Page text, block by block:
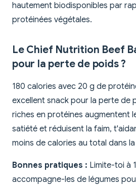
hautement biodisponibles par
protéinées végétales.
Le Chief Nutrition Beef
pour la perte de poids ?
180 calories avec 20 g de
excellent snack pour la perte de
riches en protéines augmentent
satiété et réduisent la faim,
moins de calories au total dans
Bonnes pratiques : Limite-toi à
accompagne-les de légumes